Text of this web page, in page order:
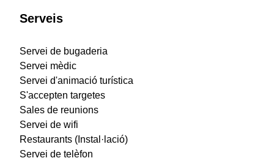
Serveis
Servei de bugaderia
Servei mèdic
Servei d'animació turística
S'accepten targetes
Sales de reunions
Servei de wifi
Restaurants (Instal·lació)
Servei de telèfon